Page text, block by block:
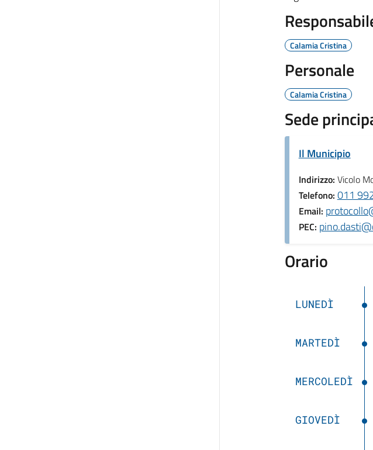
Calamia Cristina
Personale
Calamia Cristina
Sede
Il Municipio
Indirizzo: Vicolo
Telefono: 011
Email:
PEC:
Orario
LUNEDÌ
MARTEDÌ
MERCOLEDÌ
GIOVEDÌ